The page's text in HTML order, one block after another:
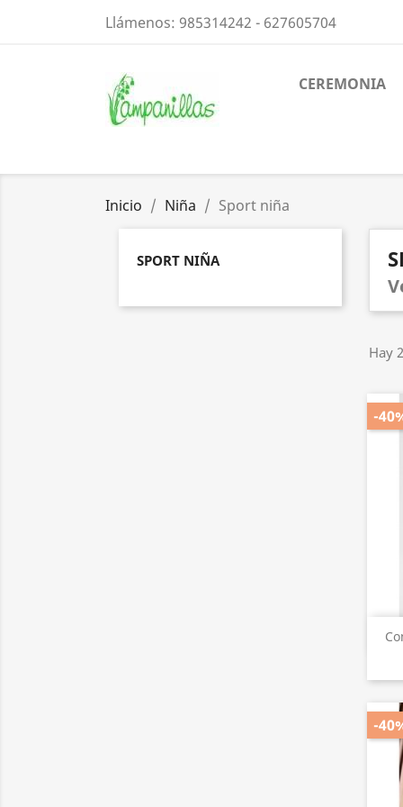
Llámenos: 985314242 - 627605704
CEREMONIA
Inicio Niña Sport niña
SPORT NIÑA
Hay
-
-